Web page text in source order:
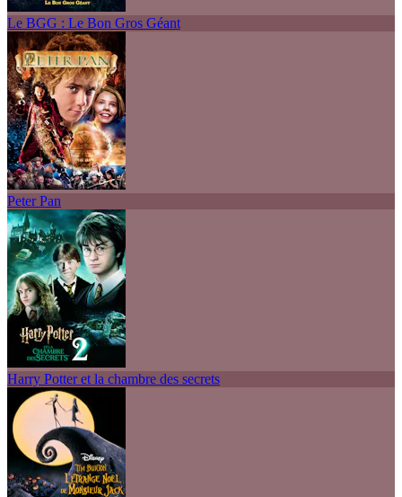
Le BGG : Le Bon Gros Géant
Peter Pan
Harry Potter et la chambre des secrets